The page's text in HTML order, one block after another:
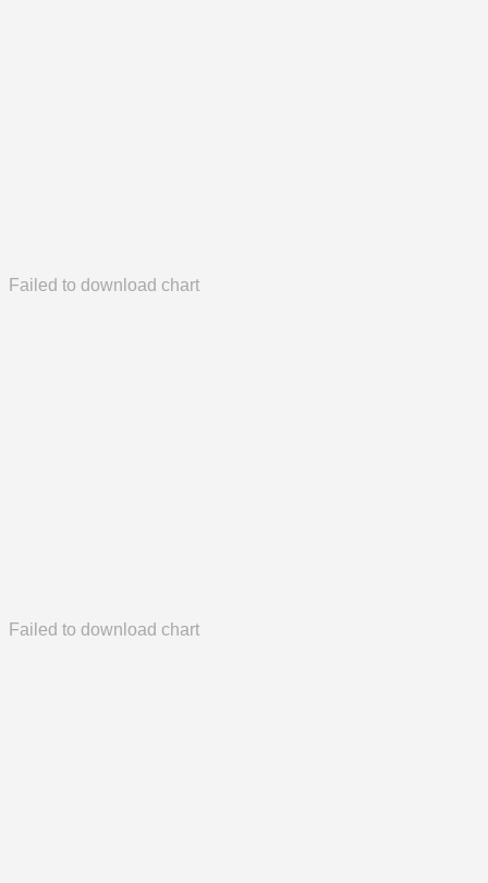
Failed to download chart
Failed to download chart